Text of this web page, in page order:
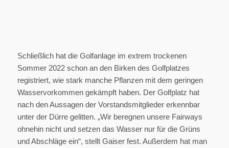
Schließlich hat die Golfanlage im extrem trockenen
Sommer 2022 schon an den Birken des Golfplatzes
registriert, wie stark manche Pflanzen mit dem geringen
Wasservorkommen gekämpft haben. Der Golfplatz hat
nach den Aussagen der Vorstandsmitglieder erkennbar
unter der Dürre gelitten. „Wir beregnen unsere Fairways
ohnehin nicht und setzen das Wasser nur für die Grüns
und Abschläge ein“, stellt Gaiser fest. Außerdem hat man